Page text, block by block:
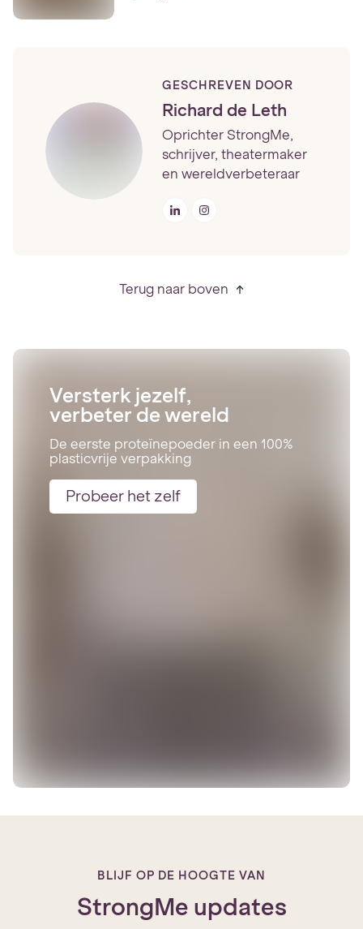
GESCHREVEN DOOR
Richard de Leth
Oprichter StrongMe,
schrijver, theatermaker
en wereldverbeteraar
Terug naar boven
Versterk jezelf,
verbeter de wereld
De eerste proteïnepoeder in een 100%
plasticvrije verpakking
Probeer het zelf
BLIJF OP DE HOOGTE VAN
StrongMe updates